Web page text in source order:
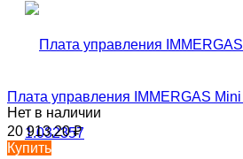
Плата управления IMMERGAS
Нет в наличии
20 913,20₽
Купить